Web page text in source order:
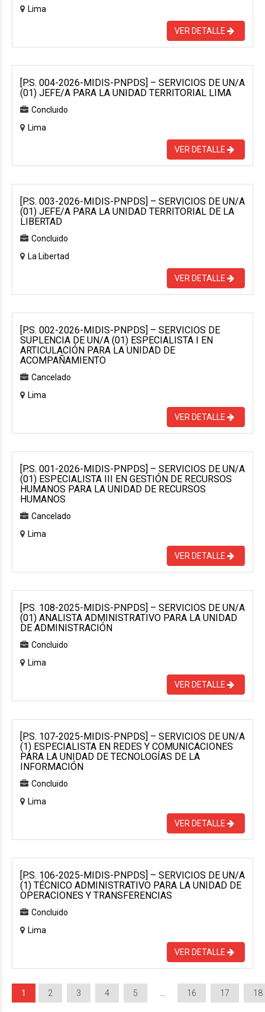
Lima
VER DETALLE
[P.S. 004-2026-MIDIS-PNPDS] – SERVICIOS DE UN/A
(01) JEFE/A PARA LA UNIDAD TERRITORIAL LIMA
Concluido
Lima
VER DETALLE
[P.S. 003-2026-MIDIS-PNPDS] – SERVICIOS DE UN/A
(01) JEFE/A PARA LA UNIDAD TERRITORIAL DE LA
LIBERTAD
Concluido
La Libertad
VER DETALLE
[P.S. 002-2026-MIDIS-PNPDS] – SERVICIOS DE
SUPLENCIA DE UN/A (01) ESPECIALISTA I EN
ARTICULACIÓN PARA LA UNIDAD DE
ACOMPAÑAMIENTO
Cancelado
Lima
VER DETALLE
[P.S. 001-2026-MIDIS-PNPDS] – SERVICIOS DE UN/A
(01) ESPECIALISTA III EN GESTIÓN DE RECURSOS
HUMANOS PARA LA UNIDAD DE RECURSOS
HUMANOS
Cancelado
Lima
VER DETALLE
[P.S. 108-2025-MIDIS-PNPDS] – SERVICIOS DE UN/A
(01) ANALISTA ADMINISTRATIVO PARA LA UNIDAD
DE ADMINISTRACIÓN
Concluido
Lima
VER DETALLE
[P.S. 107-2025-MIDIS-PNPDS] – SERVICIOS DE UN/A
(1) ESPECIALISTA EN REDES Y COMUNICACIONES
PARA LA UNIDAD DE TECNOLOGÍAS DE LA
INFORMACIÓN
Concluido
Lima
VER DETALLE
[P.S. 106-2025-MIDIS-PNPDS] – SERVICIOS DE UN/A
(1) TÉCNICO ADMINISTRATIVO PARA LA UNIDAD DE
OPERACIONES Y TRANSFERENCIAS
Concluido
Lima
VER DETALLE
1 2 3 4 5 16 17 18